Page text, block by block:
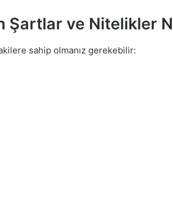
Şartlar ve Nitelikler
sahip olmanız gerekebilir: